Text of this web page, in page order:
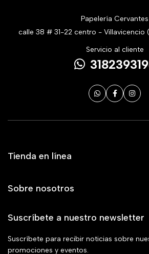
Papelería Cervantes
calle 38 # 31-22 centro -
Servicio al cliente
Tienda en línea
Sobre nosotros
Suscríbete a nuestro newsletter
Suscríbete para recibir noticias sobre
promociones y eventos.